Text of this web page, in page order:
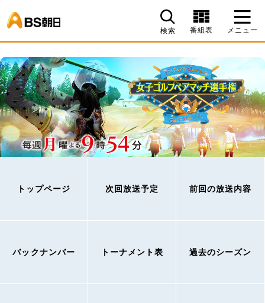
検索 番組表 メニュー
トップページ 次回放送予定 前回の放送内容
バックナンバー トーナメント表 過去のシーズン